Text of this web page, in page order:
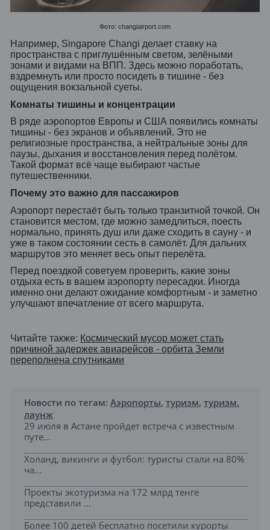
Фото: changiairport.com
Например, Singapore Changi делает ставку на
пространства с приглушённым светом, зелёными
зонами и видами на ВПП. Здесь можно поработать,
вздремнуть или просто посидеть в тишине - без
ощущения вокзальной суеты.
Комнаты тишины и концентрации
В ряде аэропортов Европы и США появились комнаты
тишины - без экранов и объявлений. Это не
религиозные пространства, а нейтральные зоны для
паузы, дыхания и восстановления перед полётом.
Такой формат всё чаще выбирают частые
путешественники.
Почему это важно для пассажиров
Аэропорт перестаёт быть только транзитной точкой. Он
становится местом, где можно замедлиться, поесть
нормально, принять душ или даже сходить в сауну - и
уже в таком состоянии сесть в самолёт. Для дальних
маршрутов это меняет весь опыт перелёта.
Перед поездкой советуем проверить, какие зоны
отдыха есть в вашем аэропорту пересадки. Иногда
именно они делают ожидание комфортным - и заметно
улучшают впечатление от всего маршрута.
Читайте также: Космический мусор может стать
причиной задержек авиарейсов - орбита Земли
переполнена спутниками
Новости по тегам: Аэропорты, туризм, туризм.
лаунж
29 июля в Астане пройдет встреча с известным
путе...
Холанд, викинги и футбол: туристы стали на 80%
ча...
Проекты экотуризма на 172 млрд тенге
представили ...
Более 100 детей бесплатно посетили курорты